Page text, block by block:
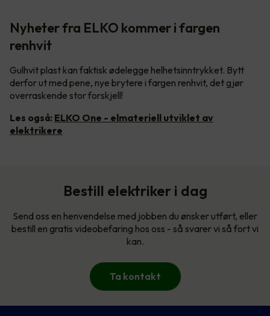
Nyheter fra ELKO kommer i fargen
renhvit
Gulhvit plast kan faktisk ødelegge helhetsinntrykket. Bytt
derfor ut med pene, nye brytere i fargen renhvit, det gjør
overraskende stor forskjell!
Les også: ELKO One - elmateriell utviklet av
elektrikere
Bestill elektriker i dag
Send oss en henvendelse med jobben du ønsker utført, eller
bestill en gratis videobefaring hos oss - så svarer vi så fort vi
kan.
Ta kontakt